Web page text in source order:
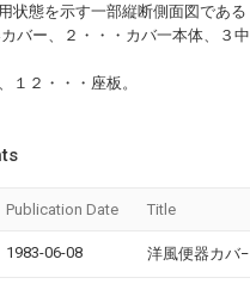
状態を示す一部縦断側面図である
バー、２・・・カバ一本体、３中
１２・・・座板。
Publication Date Title
1983-06-08 洋風便器カバ−